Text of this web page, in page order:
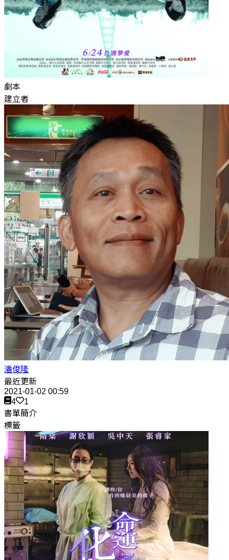
劇本
建立者
潘俊隆
最近更新
2021-01-02 00:59
4
1
書單簡介
標籤